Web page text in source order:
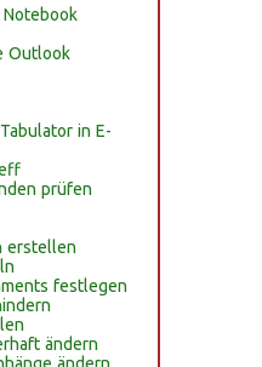
Outlook
in E-
prüfen
erstellen
festlegen
ändern